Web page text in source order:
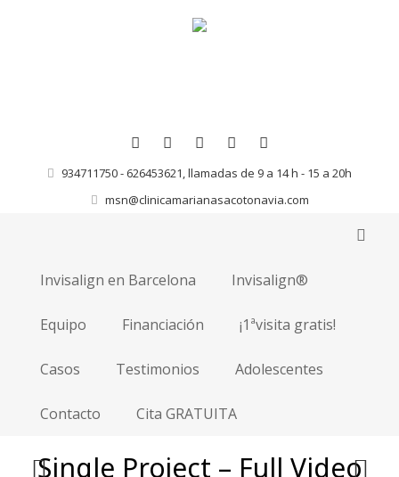
934711750 - 626453621, llamadas de 9 a 14 h - 15 a 20h
msn@clinicamarianasacotonavia.com
Invisalign en Barcelona Invisalign®
Equipo Financiación ¡1ªvisita gratis!
Casos Testimonios Adolescentes
Contacto Cita GRATUITA
Single Project – Full Video